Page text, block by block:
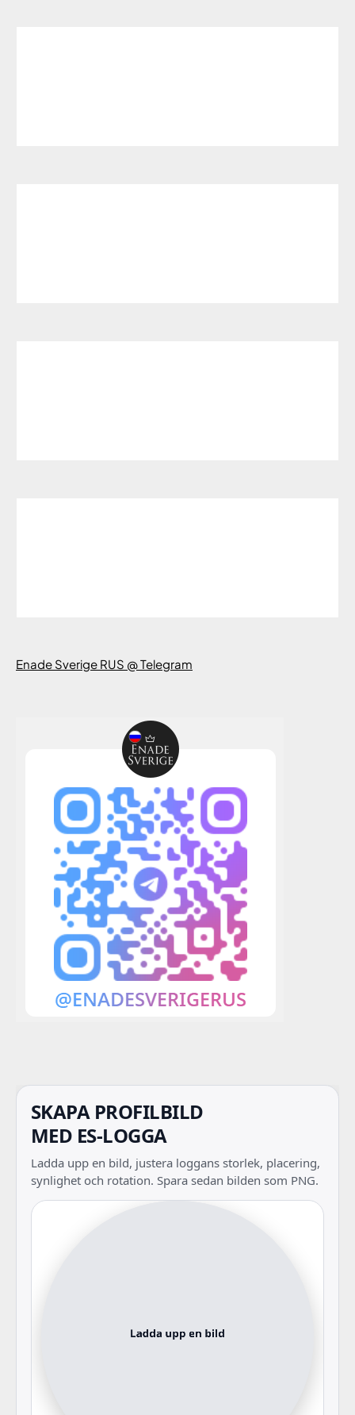
Enade Sverige RUS @ Telegram
SKAPA PROFILBILD
MED ES-LOGGA
Ladda upp en bild, justera loggans storlek, placering,
synlighet och rotation. Spara sedan bilden som PNG.